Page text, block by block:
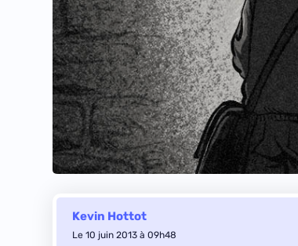
Kevin Hottot
Le 10 juin 2013 à 09h48